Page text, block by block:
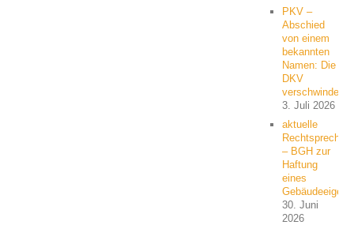
PKV –
Abschied
von einem
bekannten
Namen: Die
DKV
verschwindet
3. Juli 2026
aktuelle
– BGH zur
Haftung
eines
30. Juni
2026